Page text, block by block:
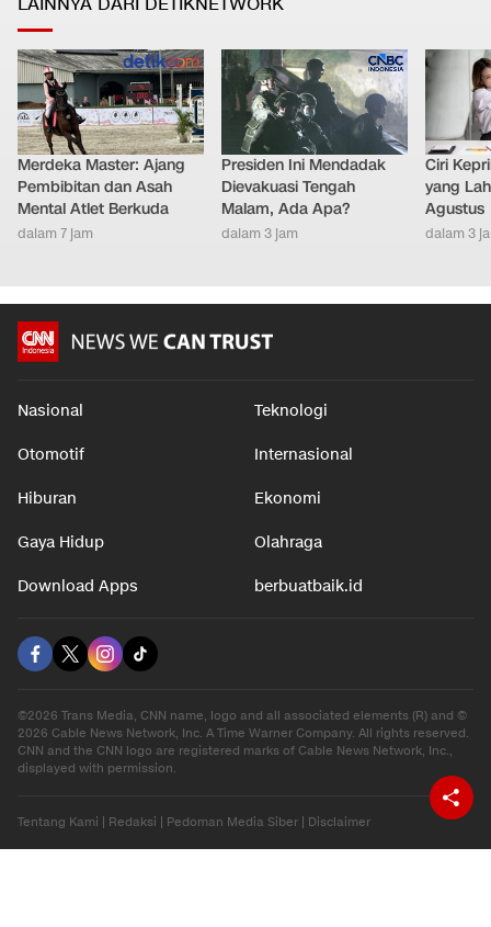
LAINNYA DARI DETIKNETWORK
Merdeka Master: Ajang
Pembibitan dan Asah
Mental Atlet Berkuda
dalam 7 jam
Presiden Ini Mendadak
Dievakuasi Tengah
Malam, Ada Apa?
dalam 3 jam
Ciri
yang
Agustus
dalam 3
Nasional Teknologi
Otomotif Internasional
Hiburan Ekonomi
Gaya Hidup Olahraga
Download Apps berbuatbaik.id
©2026 Trans Media, CNN name, logo and all associated elements (R) and ©
2026 Cable News Network, Inc. A Time Warner Company. All rights reserved.
CNN and the CNN logo are registered marks of Cable News Network, Inc.,
displayed with permission.
Tentang Kami Redaksi Pedoman Media Siber Disclaimer